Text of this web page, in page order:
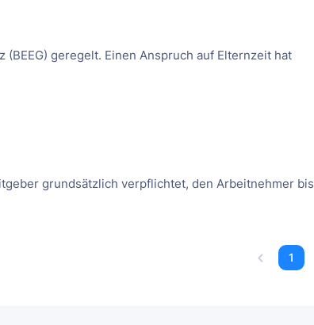
geregelt. Einen Anspruch auf Elternzeit hat
grundsätzlich verpflichtet, den Arbeitnehmer bis
1